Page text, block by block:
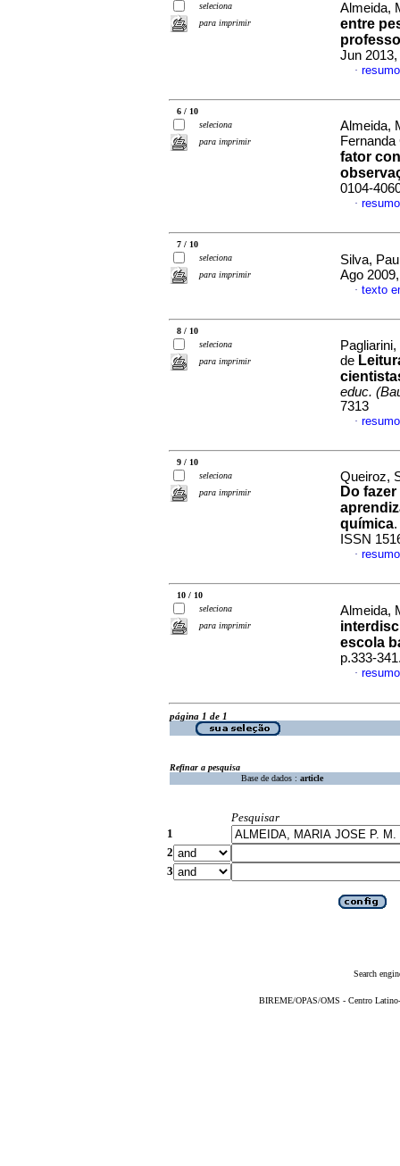
seleciona
para imprimir
Almeida,
entre
Jun
·
6 / 10
seleciona
para imprimir
Almeida,
fator
0104-
·
7 / 10
seleciona
para imprimir
Silva,
Ago
· texto
8 / 10
seleciona
para imprimir
de
educ.
7313
·
9 / 10
seleciona
para imprimir
Queiroz,
Do
química.
ISSN
·
10 / 10
seleciona
para imprimir
Almeida,
escola
p.333-
·
página 1 de 1
Refinar a pesquisa
Base de dados : article
Pesquisar
1
2
3
Search
BIREME/OPAS/OMS - Centro Latino-